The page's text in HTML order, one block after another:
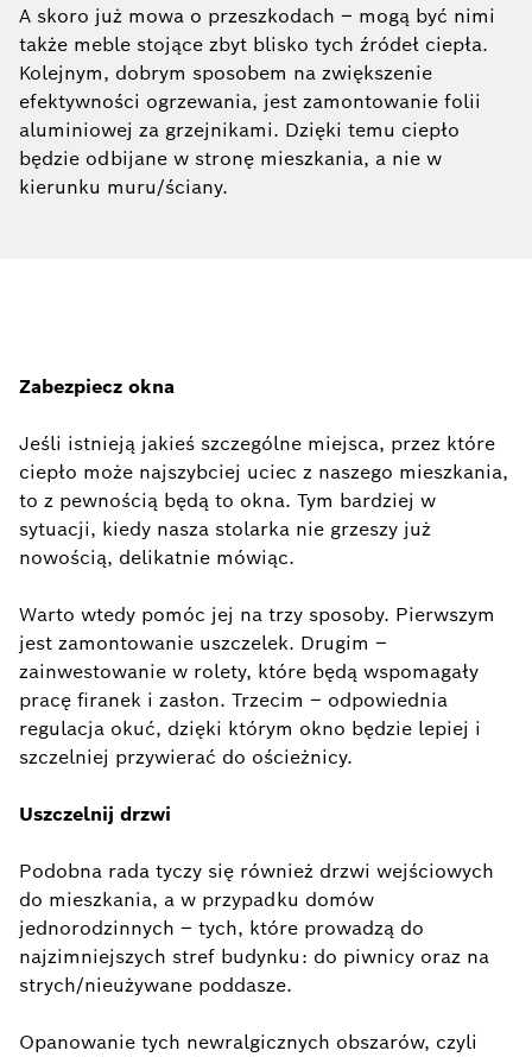
A skoro już mowa o przeszkodach – mogą być nimi
także meble stojące zbyt blisko tych źródeł ciepła.
Kolejnym, dobrym sposobem na zwiększenie
efektywności ogrzewania, jest zamontowanie folii
aluminiowej za grzejnikami. Dzięki temu ciepło
będzie odbijane w stronę mieszkania, a nie w
kierunku muru/ściany.
Zabezpiecz okna
Jeśli istnieją jakieś szczególne miejsca, przez które
ciepło może najszybciej uciec z naszego mieszkania,
to z pewnością będą to okna. Tym bardziej w
sytuacji, kiedy nasza stolarka nie grzeszy już
nowością, delikatnie mówiąc.
Warto wtedy pomóc jej na trzy sposoby. Pierwszym
jest zamontowanie uszczelek. Drugim –
zainwestowanie w rolety, które będą wspomagały
pracę firanek i zasłon. Trzecim – odpowiednia
regulacja okuć, dzięki którym okno będzie lepiej i
szczelniej przywierać do ościeżnicy.
Uszczelnij drzwi
Podobna rada tyczy się również drzwi wejściowych
do mieszkania, a w przypadku domów
jednorodzinnych – tych, które prowadzą do
najzimniejszych stref budynku: do piwnicy oraz na
strych/nieużywane poddasze.
Opanowanie tych newralgicznych obszarów, czyli